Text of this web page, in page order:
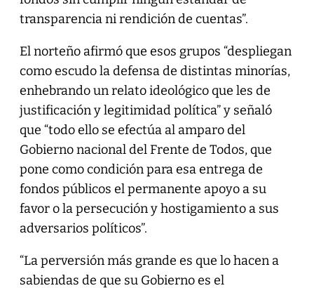
transparencia ni rendición de cuentas”.
El norteño afirmó que esos grupos “despliegan
como escudo la defensa de distintas minorías,
enhebrando un relato ideológico que les de
justificación y legitimidad política” y señaló
que “todo ello se efectúa al amparo del
Gobierno nacional del Frente de Todos, que
pone como condición para esa entrega de
fondos públicos el permanente apoyo a su
favor o la persecución y hostigamiento a sus
adversarios políticos”.
“La perversión más grande es que lo hacen a
sabiendas de que su Gobierno es el